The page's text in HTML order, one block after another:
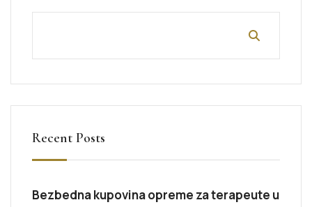
Recent Posts
Bezbedna kupovina opreme za terapeute u